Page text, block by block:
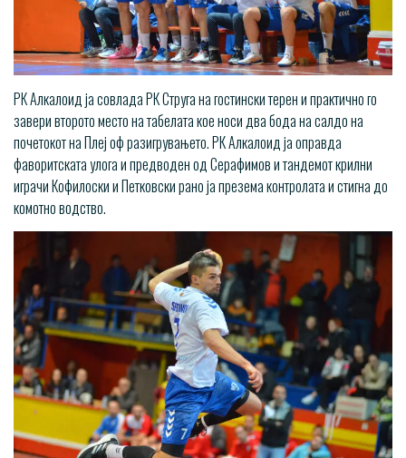
РК Алкалоид ја совлада РК Струга на гостински терен и практично го
завери второто место на табелата кое носи два бода на салдо на
почетокот на Плеј оф разигрувањето. РК Алкалоид ја оправда
фаворитската улога и предводен од Серафимов и тандемот крилни
играчи Кофилоски и Петковски рано ја презема контролата и стигна до
комотно водство.